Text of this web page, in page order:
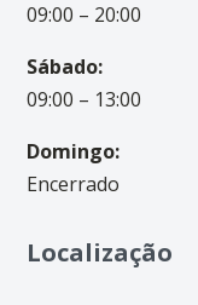
09:00 – 20:00
Sábado:
09:00 – 13:00
Domingo:
Encerrado
Localização